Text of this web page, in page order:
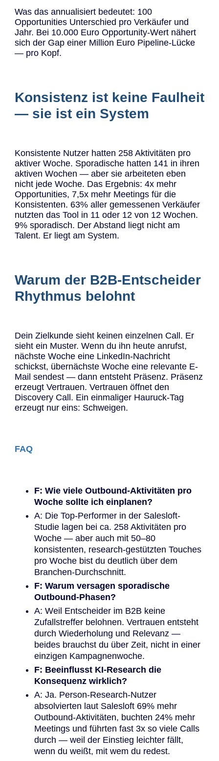
Was das annualisiert bedeutet: 100
Opportunities Unterschied pro Verkäufer und
Jahr. Bei 10.000 Euro Opportunity-Wert nähert
sich der Gap einer Million Euro Pipeline-Lücke
— pro Kopf.
Konsistenz ist keine Faulheit
— sie ist ein System
Konsistente Nutzer hatten 258 Aktivitäten pro
aktiver Woche. Sporadische hatten 141 in ihren
aktiven Wochen — aber sie arbeiteten eben
nicht jede Woche. Das Ergebnis: 4x mehr
Opportunities, 7,5x mehr Meetings für die
Konsistenten. 63% aller gemessenen Verkäufer
nutzten das Tool in 11 oder 12 von 12 Wochen.
9% sporadisch. Der Abstand liegt nicht am
Talent. Er liegt am System.
Warum der B2B-Entscheider
Rhythmus belohnt
Dein Zielkunde sieht keinen einzelnen Call. Er
sieht ein Muster. Wenn du ihn heute anrufst,
nächste Woche eine LinkedIn-Nachricht
schickst, übernächste Woche eine relevante E-
Mail sendest — dann entsteht Präsenz. Präsenz
erzeugt Vertrauen. Vertrauen öffnet den
Discovery Call. Ein einmaliger Hauruck-Tag
erzeugt nur eins: Schweigen.
FAQ
F: Wie viele Outbound-Aktivitäten pro
Woche sollte ich einplanen?
A: Die Top-Performer in der Salesloft-
Studie lagen bei ca. 258 Aktivitäten pro
Woche — aber auch mit 50–80
konsistenten, research-gestützten Touches
pro Woche bist du deutlich über dem
Branchen-Durchschnitt.
F: Warum versagen sporadische
Outbound-Phasen?
A: Weil Entscheider im B2B keine
Zufallstreffer belohnen. Vertrauen entsteht
durch Wiederholung und Relevanz —
beides brauchst du über Zeit, nicht in einer
einzigen Kampagnenwoche.
F: Beeinflusst KI-Research die
Konsequenz wirklich?
A: Ja. Person-Research-Nutzer
absolvierten laut Salesloft 69% mehr
Outbound-Aktivitäten, buchten 24% mehr
Meetings und führten fast 3x so viele Calls
durch — weil der Einstieg leichter fällt,
wenn du weißt, mit wem du redest.